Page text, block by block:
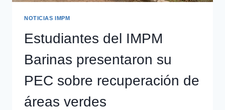
NOTICIAS IMPM
Estudiantes del IMPM
Barinas presentaron su
PEC sobre recuperación de
áreas verdes